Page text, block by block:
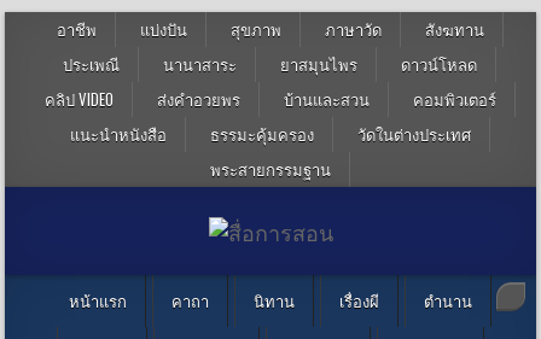
อาชีพ แบ่งปัน สุขภาพ ภาษาวัด
สังฆทาน
ประเพณี
นานาสาระ ยาสมุนไพร
ดาวน์โหลด
คลิป VIDEO
ส่งคำอวยพร บ้านและสวน
คอมพิวเตอร์
แนะนำหนังสือ
ธรรมะคุ้มครอง
วัดในต่างประเทศ
พระสายกรรมฐาน
หน้าแรก คาถา นิทาน เรื่องผี ตำนาน